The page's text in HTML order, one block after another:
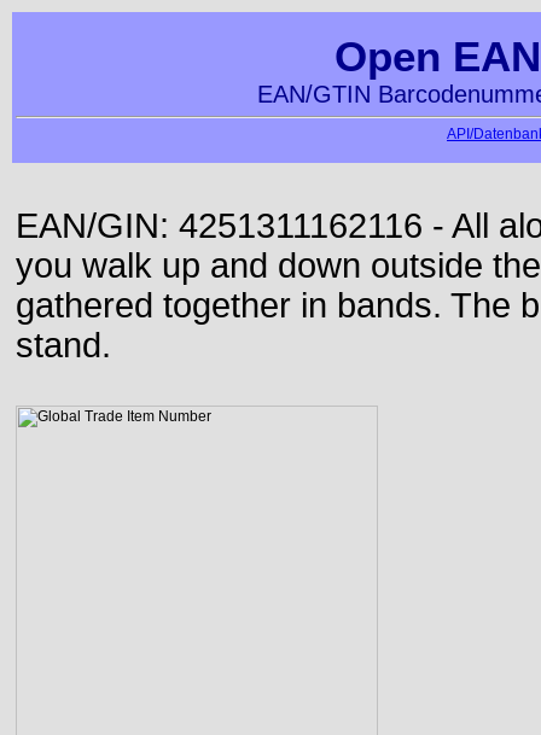
Open
EAN/GTIN
API/
EAN/GIN: 4251311162116 - All
you walk up and down outside
gathered together in bands. The
stand.